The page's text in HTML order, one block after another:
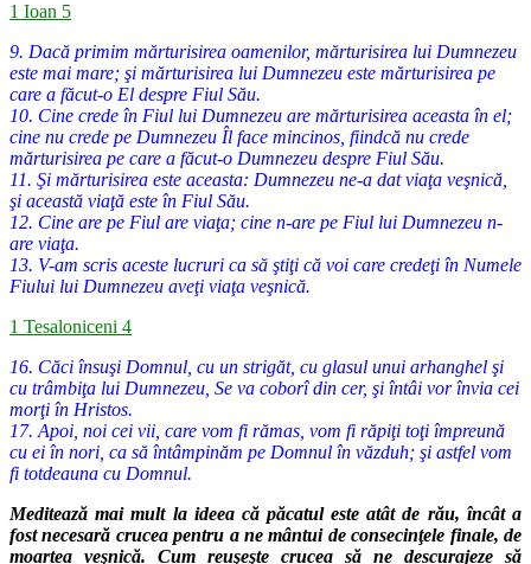
1 Ioan 5
9. Dacă primim mărturisirea oamenilor, mărturisirea lui Dumnezeu
este mai mare; şi mărturisirea lui Dumnezeu este mărturisirea pe
care a făcut-o El despre Fiul Său.
10. Cine crede în Fiul lui Dumnezeu are mărturisirea aceasta în el;
cine nu crede pe Dumnezeu Îl face mincinos, fiindcă nu crede
mărturisirea pe care a făcut-o Dumnezeu despre Fiul Său.
11. Şi mărturisirea este aceasta: Dumnezeu ne-a dat viaţa veşnică,
şi această viaţă este în Fiul Său.
12. Cine are pe Fiul are viaţa; cine n-are pe Fiul lui Dumnezeu n-
are viaţa.
13. V-am scris aceste lucruri ca să ştiţi că voi care credeţi în Numele
Fiului lui Dumnezeu aveţi viaţa veşnică.
1 Tesaloniceni 4
16. Căci însuşi Domnul, cu un strigăt, cu glasul unui arhanghel şi
cu trâmbiţa lui Dumnezeu, Se va coborî din cer, şi întâi vor învia cei
morţi în Hristos.
17. Apoi, noi cei vii, care vom fi rămas, vom fi răpiţi toţi împreună
cu ei în nori, ca să întâmpinăm pe Domnul în văzduh; şi astfel vom
fi totdeauna cu Domnul.
Meditează mai mult la ideea că păcatul este atât de rău, încât a
fost necesară crucea pentru a ne mântui de consecinţele finale, de
moartea veşnică. Cum reuşeşte crucea să ne descurajeze să